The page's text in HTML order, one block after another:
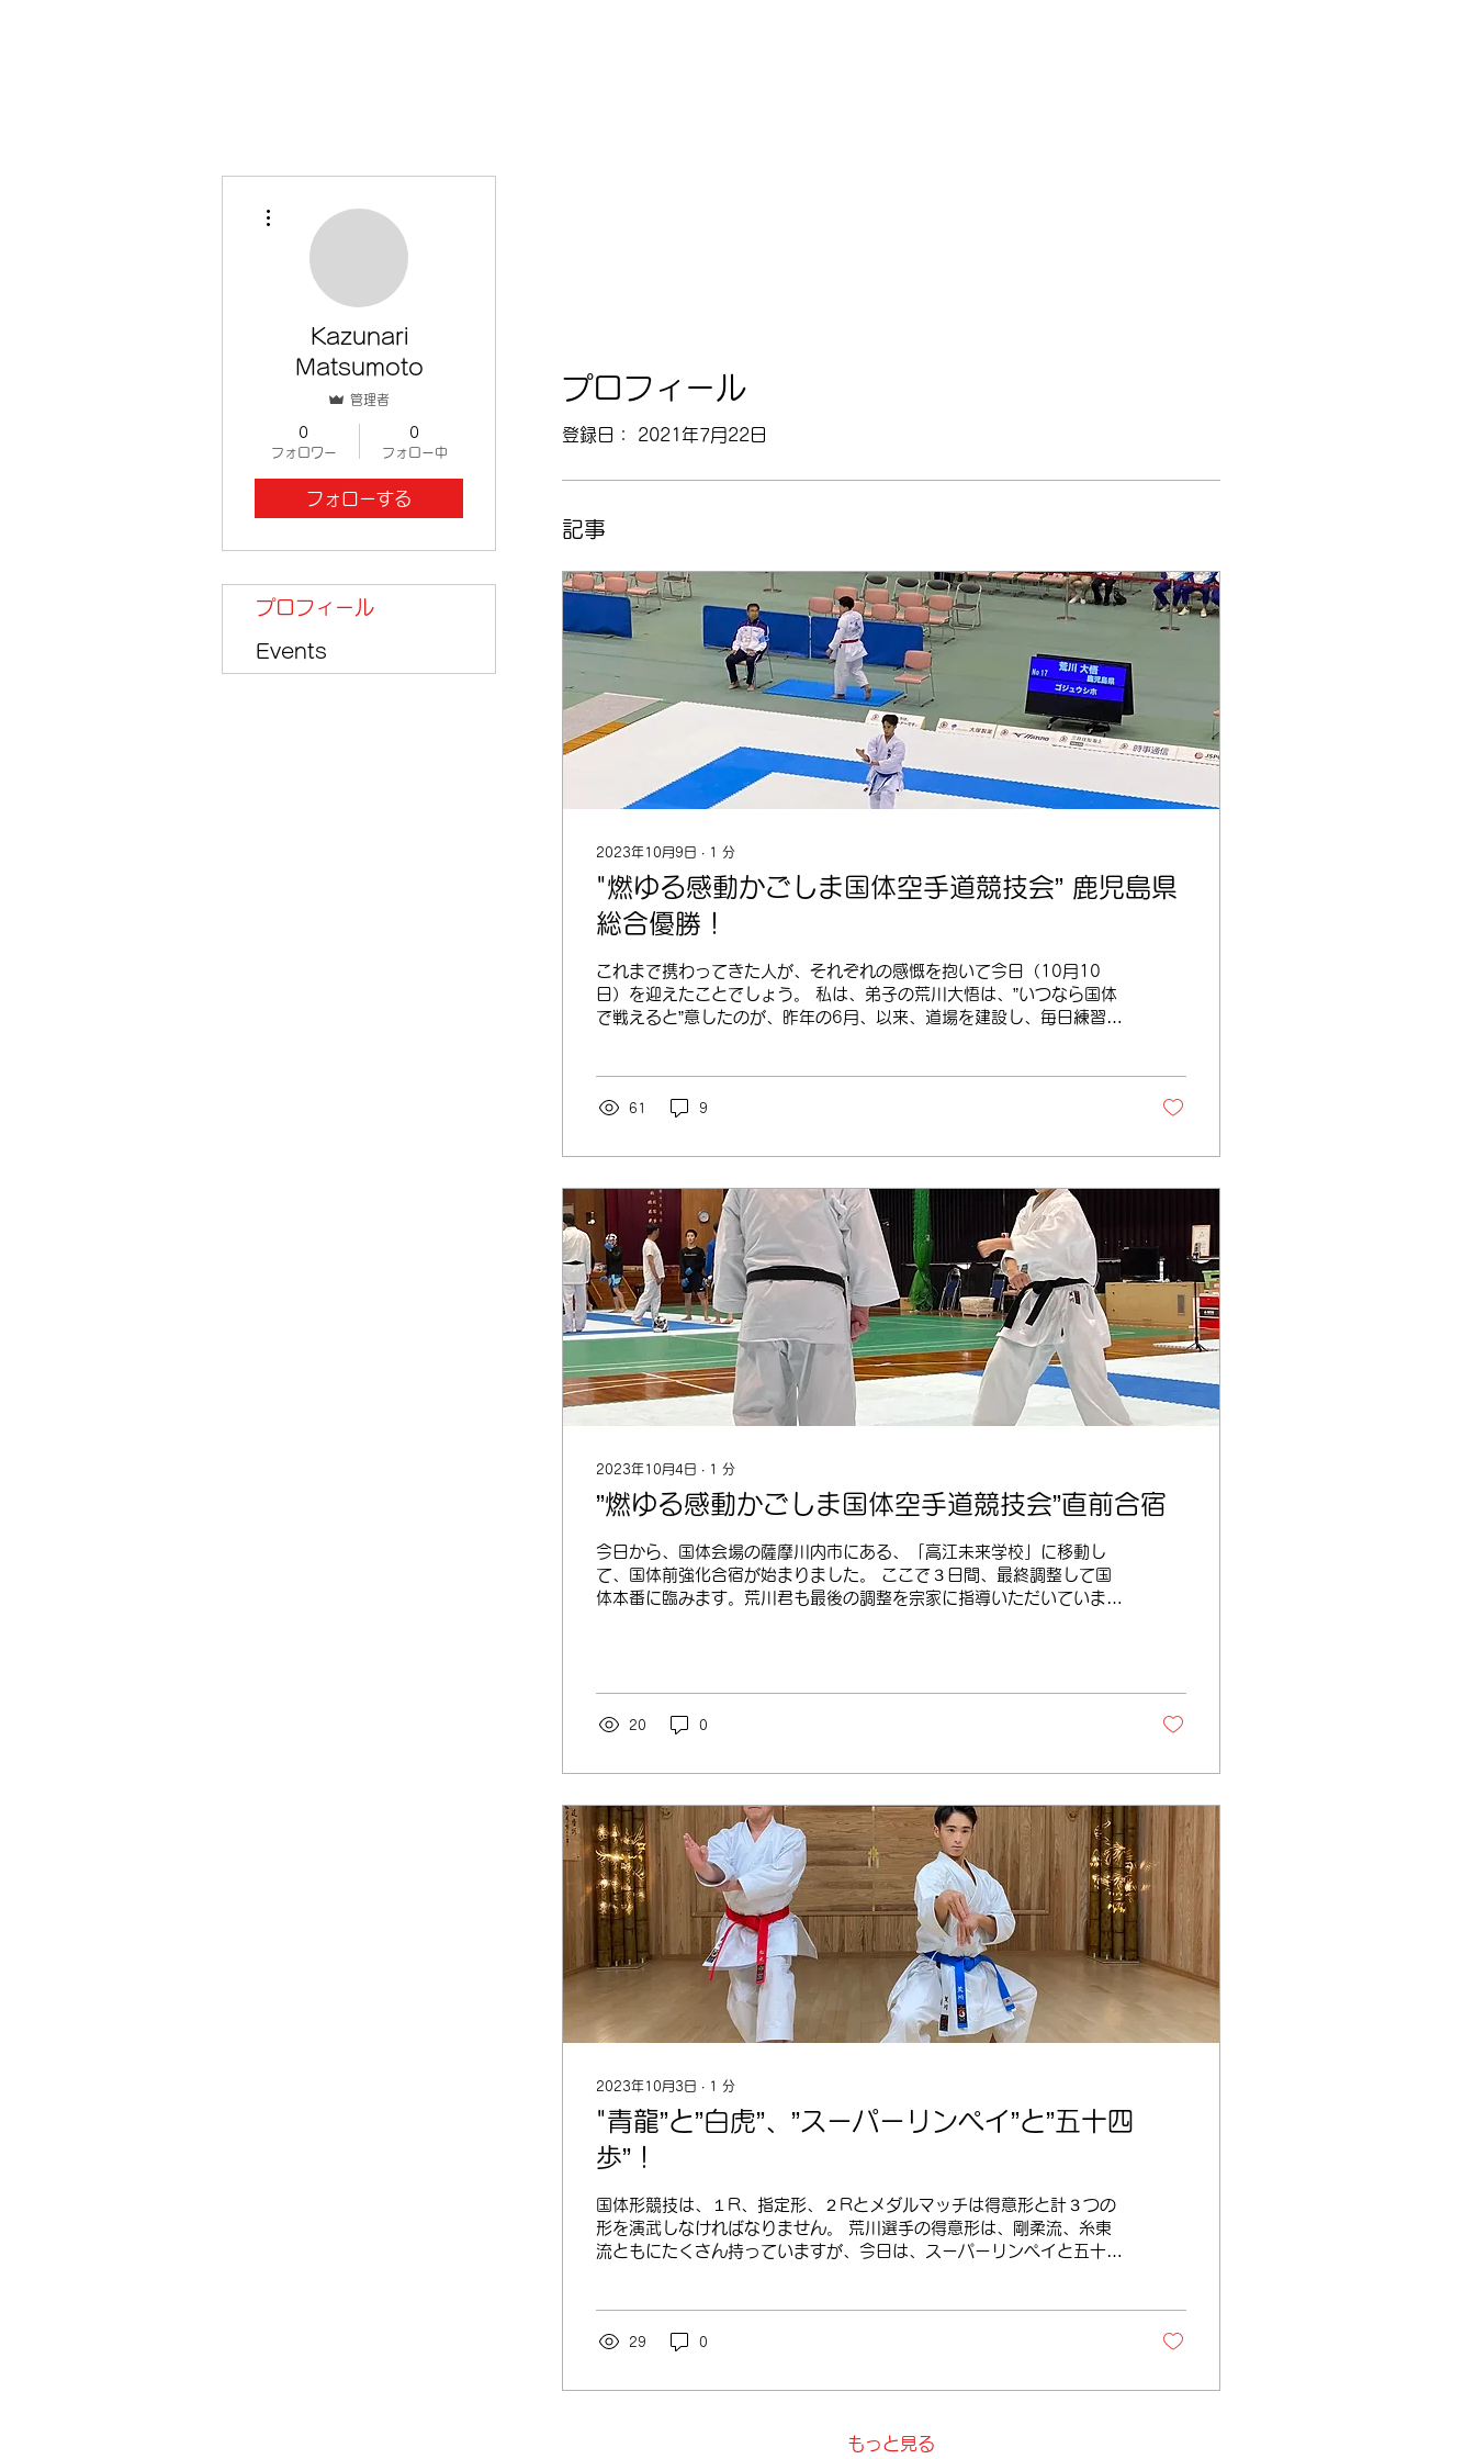
プロフィール
登録日： 2021年7月22日
記事
2023年10月9日 ∙ 1 分
"燃ゆる感動かごしま国体空手道競技会” 鹿児島県
総合優勝！
これまで携わってきた人が、それぞれの感慨を抱いて今日（10月10
日）を迎えたことでしょう。 私は、弟子の荒川大悟は、”いつなら国体
で戦えると”意したのが、昨年の6月、以来、道場を建設し、毎日練習に
61 9
2023年10月4日 ∙ 1 分
”燃ゆる感動かごしま国体空手道競技会”直前合宿
今日から、国体会場の薩摩川内市にある、「高江未来学校」に移動し
て、国体前強化合宿が始まりました。 ここで３日間、最終調整して国
体本番に臨みます。荒川君も最後の調整を宗家に指導いただいていま
20 0
2023年10月3日 ∙ 1 分
"青龍”と”白虎”、”スーパーリンペイ”と”五十四
歩”！
国体形競技は、１R、指定形、２Rとメダルマッチは得意形と計３つの
形を演武しなければなりません。 荒川選手の得意形は、剛柔流、糸東
流ともにたくさん持っていますが、今日は、スーパーリンペイと五十四
29 0
もっと見る
Kazunari
Matsumoto
管理者
0
フォロワー
0
フォロー中
フォローする
プロフィール
Events